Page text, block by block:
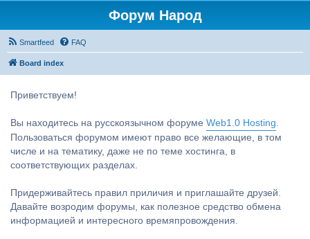
Форум Народ
Smartfeed FAQ
Board index
Приветствуем!
Вы находитесь на русскоязычном форуме Web1.0 Hosting.
Пользоваться форумом имеют право все желающие, в том
числе и на тематику, даже не по теме хостинга, в
соответствующих разделах.
Придерживайтесь правил приличия и приглашайте друзей.
Давайте возродим форумы, как полезное средство обмена
информацией и интересного времяпровождения.